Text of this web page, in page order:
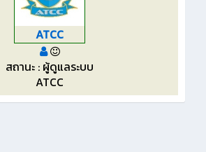
ATCC
สถานะ : ผู้ดูแลระบบ
ATCC